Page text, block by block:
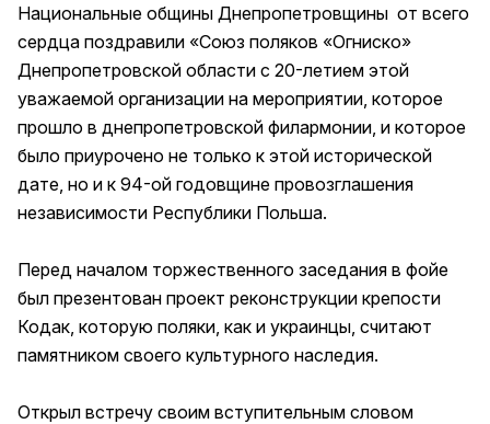
Национальные общины Днепропетровщины от всего
сердца поздравили «Союз поляков «Огниско»
Днепропетровской области с 20-летием этой
уважаемой организации на мероприятии, которое
прошло в днепропетровской филармонии, и которое
было приурочено не только к этой исторической
дате, но и к 94-ой годовщине провозглашения
независимости Республики Польша.
Перед началом торжественного заседания в фойе
был презентован проект реконструкции крепости
Кодак, которую поляки, как и украинцы, считают
памятником своего культурного наследия.
Открыл встречу своим вступительным словом